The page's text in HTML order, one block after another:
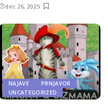
dec 26, 2025
NAJAVE
PRNJAVOR
UNCATEGORIZED